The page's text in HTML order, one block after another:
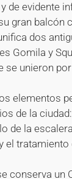
de evidente
gran balcón
dos
Gomila y
se unieron
elementos
de la
de la
el tratamiento
conserva un